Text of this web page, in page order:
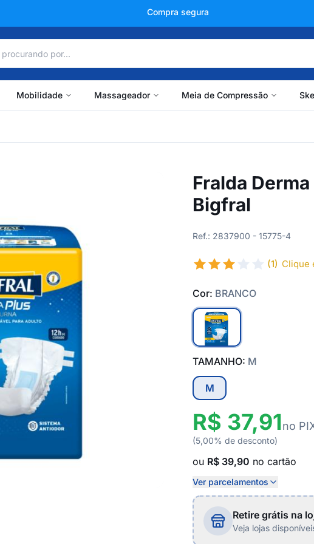
+150 mil avaliações
Mobilidade Massageador Meia de Compressão
Fralda
Bigfral
Ref.: 2837900 - 15775-4
(1) Clique
Cor: BRANCO
TAMANHO: M
M
R$ 37,91no
(5,00% de desconto)
ou R$ 39,90 no cartão
Ver parcelamentos
Retire grátis na
Veja lojas